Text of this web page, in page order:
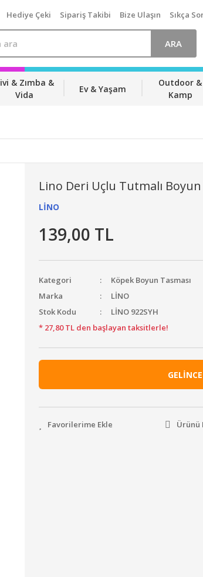
Hediye Çeki Sipariş Takibi Bize Ulaşın Sıkça
ARA
& Zımba &
Vida
Ev & Yaşam
Outdoor &
Kamp
Lino Deri Uçlu Tutmalı
LİNO
139,00 TL
Kategori
Köpek Boyun Tasması
Marka
LİNO
Stok Kodu
LİNO 922SYH
* 27,80 TL den başlayan taksitlerle!
Ürünü